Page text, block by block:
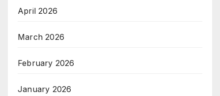
April 2026
March 2026
February 2026
January 2026